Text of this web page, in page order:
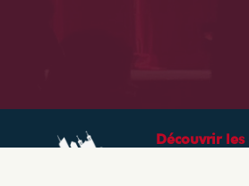
Découvrir les